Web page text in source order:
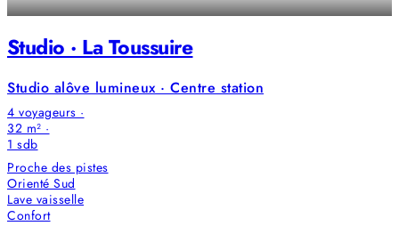
Studio · La Toussuire
Studio alôve lumineux · Centre station
4 voyageurs ·
32 m² ·
1sdb
Proche des pistes
Orienté Sud
Lave vaisselle
Confort